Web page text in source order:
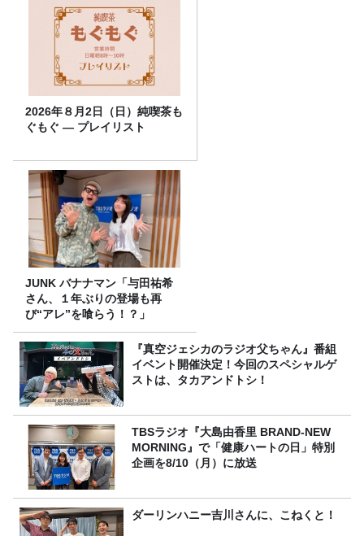
2026年８月2日（日）純喫茶も
ぐもぐ ― プレイリスト
JUNK バナナマン「与田祐希
さん、１年ぶりの登場も再
び“アレ”を喰らう！？」
『真空ジェシカのラジオ父ちゃん』番組
イベント開催決定！今回のスペシャルゲ
ストは、タカアンドトシ！
TBSラジオ『大島由香里 BRAND-NEW
MORNING』で「健康ハートの日」特別
企画を8/10（月）に放送
ダーリンハニー吉川さんに、こねくと！